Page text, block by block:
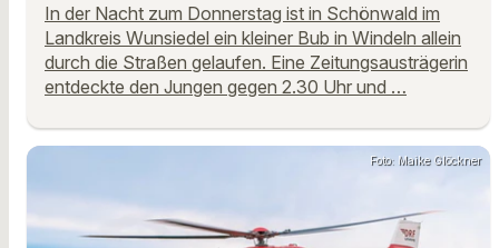
In der Nacht zum Donnerstag ist in Schönwald im
Landkreis Wunsiedel ein kleiner Bub in Windeln allein
durch die Straßen gelaufen. Eine Zeitungsausträgerin
entdeckte den Jungen gegen 2.30 Uhr und …
Foto: Maike Glöckner